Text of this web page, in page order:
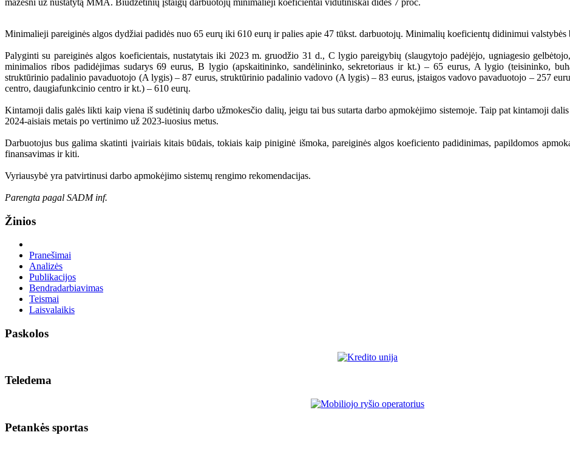
Minimalieji pareiginės algos dydžiai padidės nuo 65 eurų iki 610 eurų ir palies apie 47 tūkst. darbuotojų. Minimalių koeficientų didinimui valstybės
Palyginti su pareiginės algos koeficientais, nustatytais iki 2023 m. gruodžio 31 d., C lygio pareigybių (slaugytojo padėjėjo, ugniagesio
minimalios ribos padidėjimas sudarys 69 eurus, B lygio (apskaitininko, sandėlininko, sekretoriaus ir kt.) – 65 eurus, A lygio (teisininko,
struktūrinio padalinio pavaduotojo (A lygis) – 87 eurus, struktūrinio padalinio vadovo (A lygis) – 83 eurus, įstaigos vadovo pavaduotojo – 257
centro, daugiafunkcinio centro ir kt.) – 610 eurų.
Kintamoji dalis galės likti kaip viena iš sudėtinių darbo užmokesčio dalių, jeigu tai bus sutarta darbo apmokėjimo sistemoje. Taip pat kintamoji
2024-aisiais metais po vertinimo už 2023-iuosius metus.
Darbuotojus bus galima skatinti įvairiais kitais būdais, tokiais kaip piniginė išmoka, pareiginės algos koeficiento padidinimas, papildomos
finansavimas ir kiti.
Vyriausybė yra patvirtinusi darbo apmokėjimo sistemų rengimo rekomendacijas.
Parengta pagal SADM inf.
Žinios
Pranešimai
Analizės
Publikacijos
Bendradarbiavimas
Teismai
Laisvalaikis
Paskolos
Teledema
Petankės sportas